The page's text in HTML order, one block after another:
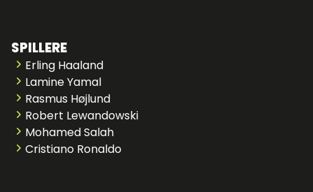
SPILLERE
Erling Haaland
Lamine Yamal
Rasmus Højlund
Robert Lewandowski
Mohamed Salah
Cristiano Ronaldo